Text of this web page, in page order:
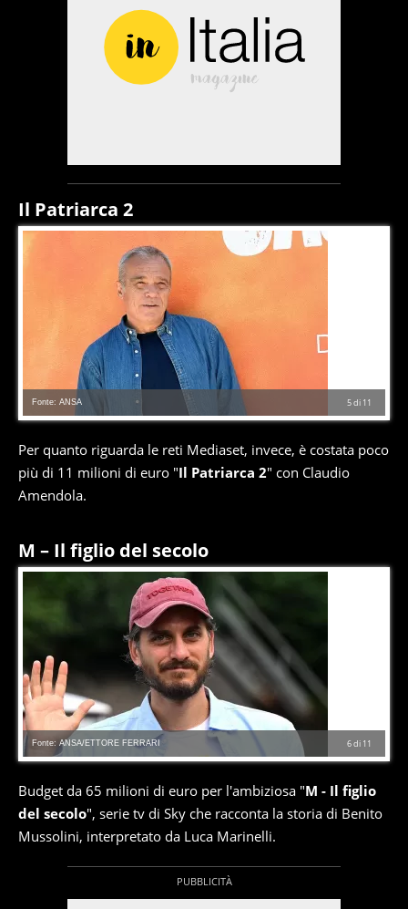
Il Patriarca 2
5di 11
Fonte: ANSA
Per quanto riguarda le reti Mediaset, invece, è costata poco
più di 11 milioni di euro "Il Patriarca 2" con Claudio
Amendola.
M – Il figlio del secolo
6di 11
Fonte: ANSA/ETTORE FERRARI
Budget da 65 milioni di euro per l'ambiziosa "M - Il figlio
del secolo", serie tv di Sky che racconta la storia di Benito
Mussolini, interpretato da Luca Marinelli.